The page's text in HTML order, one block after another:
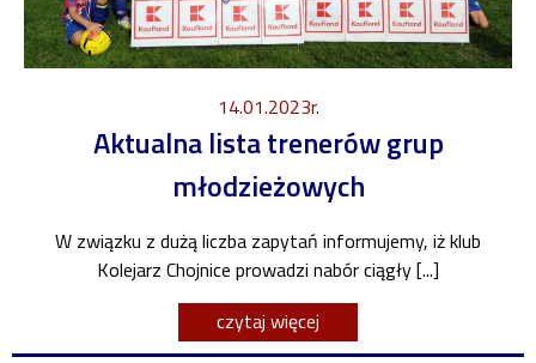
14.01.2023r.
Aktualna lista trenerów grup
młodzieżowych
W związku z dużą liczba zapytań informujemy, iż klub
Kolejarz Chojnice prowadzi nabór ciągły [...]
czytaj więcej